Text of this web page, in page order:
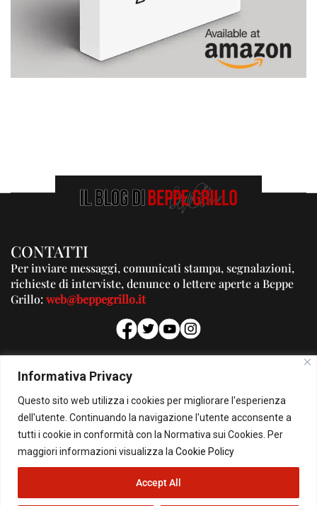
Informativa Privacy
Questo sito web utilizza i cookies per migliorare l'esperienza
dell'utente. Continuando la navigazione l'utente acconsente a
tutti i cookie in conformità con la Normativa sui Cookies. Per
maggiori informazioni visualizza la Cookie Policy
Accept All
CONTATTI
Per inviare messaggi, comunicati stampa, segnalazioni,
richieste di interviste, denunce o lettere aperte a Beppe
Grillo:web@beppegrillo.it
PUBBLICITA'
Per la tua pubblicità su questo Blog:
pubblicita@beppegrillo.it
© Copyright 2026 - Il Blog di Beppe Grillo. All Rights Reserved - Powered by
happygrafic.com